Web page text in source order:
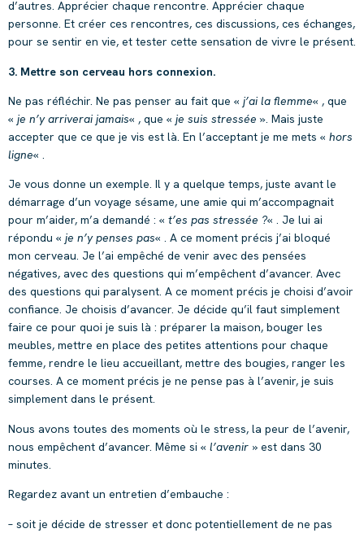
d’autres. Apprécier chaque rencontre. Apprécier chaque
personne. Et créer ces rencontres, ces discussions, ces échanges,
pour se sentir en vie, et tester cette sensation de vivre le présent.
3. Mettre son cerveau hors connexion.
Ne pas réfléchir. Ne pas penser au fait que « j’ai la flemme« , que
« je n’y arriverai jamais« , que « je suis stressée ». Mais juste
accepter que ce que je vis est là. En l’acceptant je me mets « hors
ligne« .
Je vous donne un exemple. Il y a quelque temps, juste avant le
démarrage d’un voyage sésame, une amie qui m’accompagnait
pour m’aider, m’a demandé : « t’es pas stressée ?« . Je lui ai
répondu « je n’y penses pas« . A ce moment précis j’ai bloqué
mon cerveau. Je l’ai empêché de venir avec des pensées
négatives, avec des questions qui m’empêchent d’avancer. Avec
des questions qui paralysent. A ce moment précis je choisi d’avoir
confiance. Je choisis d’avancer. Je décide qu’il faut simplement
faire ce pour quoi je suis là : préparer la maison, bouger les
meubles, mettre en place des petites attentions pour chaque
femme, rendre le lieu accueillant, mettre des bougies, ranger les
courses. A ce moment précis je ne pense pas à l’avenir, je suis
simplement dans le présent.
Nous avons toutes des moments où le stress, la peur de l’avenir,
nous empêchent d’avancer. Même si « l’avenir » est dans 30
minutes.
Regardez avant un entretien d’embauche :
– soit je décide de stresser et donc potentiellement de ne pas